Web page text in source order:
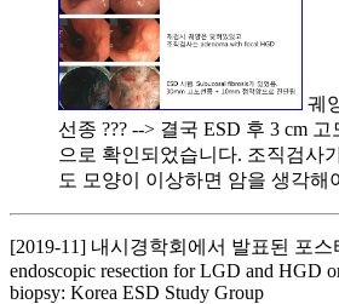
궤
선종 ??? --> 결국 ESD 후 3 cm
으로 확인되었습니다. 조직검사
도 모양이 이상하면 암을 생각해
[2019-11] 내시경학회에서 발표된 포스
endoscopic resection for LGD and HGD
biopsy: Korea ESD Study Group